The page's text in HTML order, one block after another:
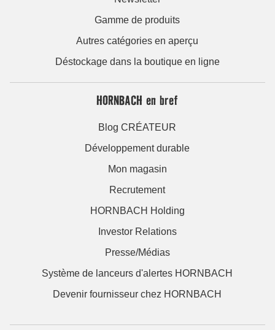
Gamme de produits
Autres catégories en aperçu
Déstockage dans la boutique en ligne
HORNBACH en bref
Blog CRÉATEUR
Développement durable
Mon magasin
Recrutement
HORNBACH Holding
Investor Relations
Presse/Médias
Système de lanceurs d'alertes HORNBACH
Devenir fournisseur chez HORNBACH